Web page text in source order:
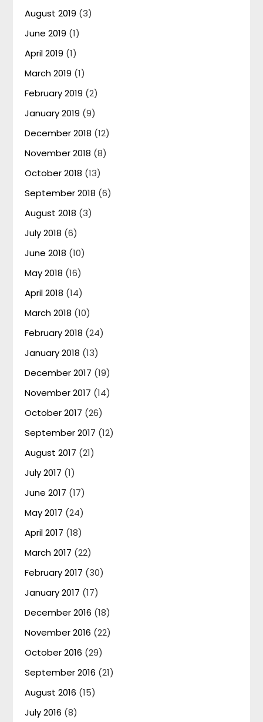
August 2019 (3)
June 2019 (1)
April 2019 (1)
March 2019 (1)
February 2019 (2)
January 2019 (9)
December 2018 (12)
November 2018 (8)
October 2018 (13)
September 2018 (6)
August 2018 (3)
July 2018 (6)
June 2018 (10)
May 2018 (16)
April 2018 (14)
March 2018 (10)
February 2018 (24)
January 2018 (13)
December 2017 (19)
November 2017 (14)
October 2017 (26)
September 2017 (12)
August 2017 (21)
July 2017 (1)
June 2017 (17)
May 2017 (24)
April 2017 (18)
March 2017 (22)
February 2017 (30)
January 2017 (17)
December 2016 (18)
November 2016 (22)
October 2016 (29)
September 2016 (21)
August 2016 (15)
July 2016 (8)